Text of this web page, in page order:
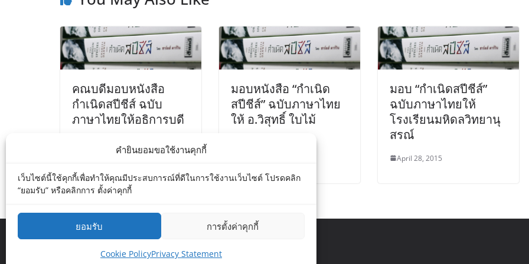
คำยินยอมขอใช้งานคุกกี้
เว็บไซต์นี้ใช้คุกกี้เพื่อทำให้คุณมีประสบการณ์ที่ดีในการใช้งานเว็บไซต์ โปรดคลิก
“ยอมรับ” หรือคลิกการ ตั้งค่าคุกกี้
ยอมรับ การตั้งค่าคุกกี้
Cookie PolicyPrivacy Statement
คณบดีมอบหนังสือ
กำเนิดสปีชีส์ ฉบับ
ภาษาไทยให้อธิการบดี
มอบหนังสือ “กำเนิด
สปีชีส์” ฉบับภาษาไทย
ให้ อ.วิสุทธิ์ ใบไม้
มอบ “กำเนิดสปีชีส์”
ฉบับภาษาไทยให้
โรงเรียนมหิดลวิทยานุ
สรณ์
April 28, 2015
Copyright © 2026Department of Biology MU
ColorMagby ThemeGrill. Powered by